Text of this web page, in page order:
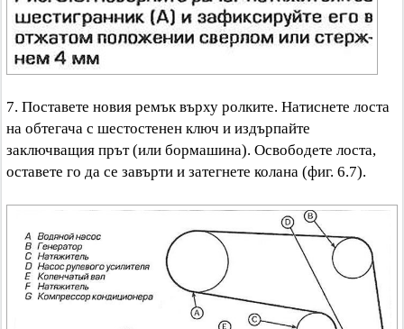
7. Поставете новия ремък върху ролките. Натиснете лоста
на обтегача с шестостенен ключ и издърпайте
заключващия прът (или бормашина). Освободете лоста,
оставете го да се завърти и затегнете колана (фиг. 6.7).